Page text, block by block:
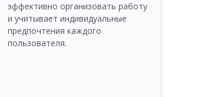
эффективно организовать работу
и учитывает индивидуальные
предпочтения каждого
пользователя.